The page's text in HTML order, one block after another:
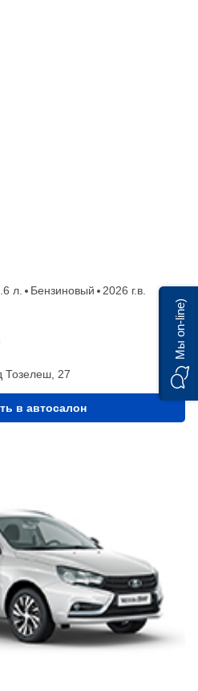
л. Бензиновый
2026 г.в.
​Тозелеш, 27
в автосалон
Мы on-line)